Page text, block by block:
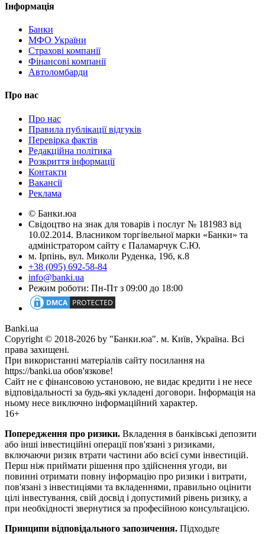
Інформація
Банки
МФО України
Страхові компанії
Фінансові компанії
Автоломбарди
Про нас
Про нас
Правила публікації відгуків
Перевірка фактів
Редакційна політика
Розкриття інформації
Контакти
Вакансії
Реклама
© Банки.юа
Свідоцтво на знак для товарів і послуг № 181983 від
10.02.2014. Власником торгівельної марки «Банки» та
адміністратором сайту є Паламарчук С.Ю.
м. Ірпінь, вул. Миколи Руденка, 19б, к.8
+38 (095) 692-58-84
info@banki.ua
Режим роботи: Пн-Пт з 09:00 до 18:00
Banki.ua
Copyright © 2018-2026 by "Банки.юа". м. Київ, Україна. Всі
права захищені.
При використанні матеріалів сайту посилання на
https://banki.ua обов'язкове!
Сайт не є фінансовою установою, не видає кредити і не несе
відповідальності за будь-які укладені договори. Інформація на
ньому несе виключно інформаційний характер.
16+
Попередження про ризики. Вкладення в банківські депозити
або інші інвестиційні операції пов'язані з ризиками,
включаючи ризик втрати частини або всієї суми інвестицій.
Перш ніж приймати рішення про здійснення угоди, ви
повинні отримати повну інформацію про ризики і витрати,
пов'язані з інвестиціями та вкладеннями, правильно оцінити
цілі інвестування, свій досвід і допустимий рівень ризику, а
при необхідності звернутися за професійною консультацією.
Принципи відповідального запозичення. Підходьте